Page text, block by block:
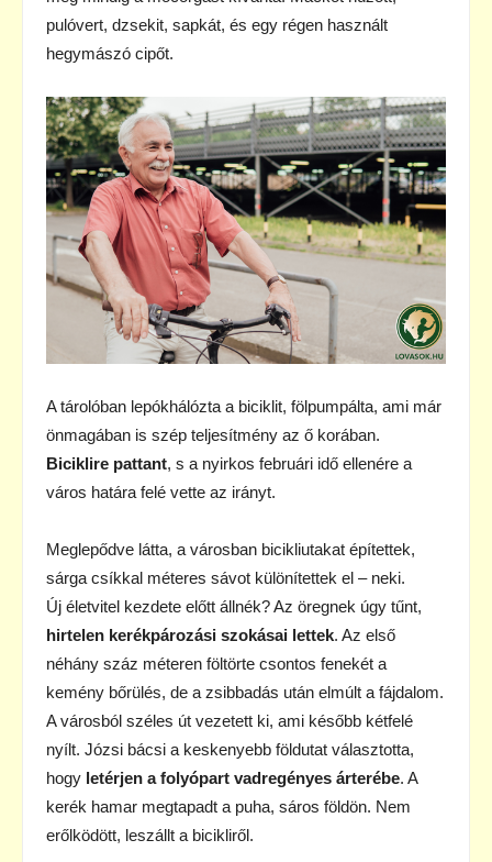
pulóvert, dzsekit, sapkát, és egy régen használt
hegymászó cipőt.
A tárolóban lepókhálózta a biciklit, fölpumpálta, ami már
önmagában is szép teljesítmény az ő korában.
Biciklire pattant, s a nyirkos februári idő ellenére a
város határa felé vette az irányt.
Meglepődve látta, a városban bicikliutakat építettek,
sárga csíkkal méteres sávot különítettek el – neki.
Új életvitel kezdete előtt állnék? Az öregnek úgy tűnt,
hirtelen kerékpározási szokásai lettek. Az első
néhány száz méteren föltörte csontos fenekét a
kemény bőrülés, de a zsibbadás után elmúlt a fájdalom.
A városból széles út vezetett ki, ami később kétfelé
nyílt. Józsi bácsi a keskenyebb földutat választotta,
hogy letérjen a folyópart vadregényes árterébe. A
kerék hamar megtapadt a puha, sáros földön. Nem
erőlködött, leszállt a bicikliről.